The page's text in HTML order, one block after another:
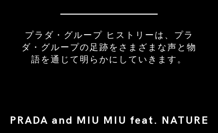
プラダ・グループ ヒストリーは、プラ
ダ・グループの足跡をさまざまな声と物
語を通じて明らかにしていきます。
PRADA and MIU MIU feat. NATURE